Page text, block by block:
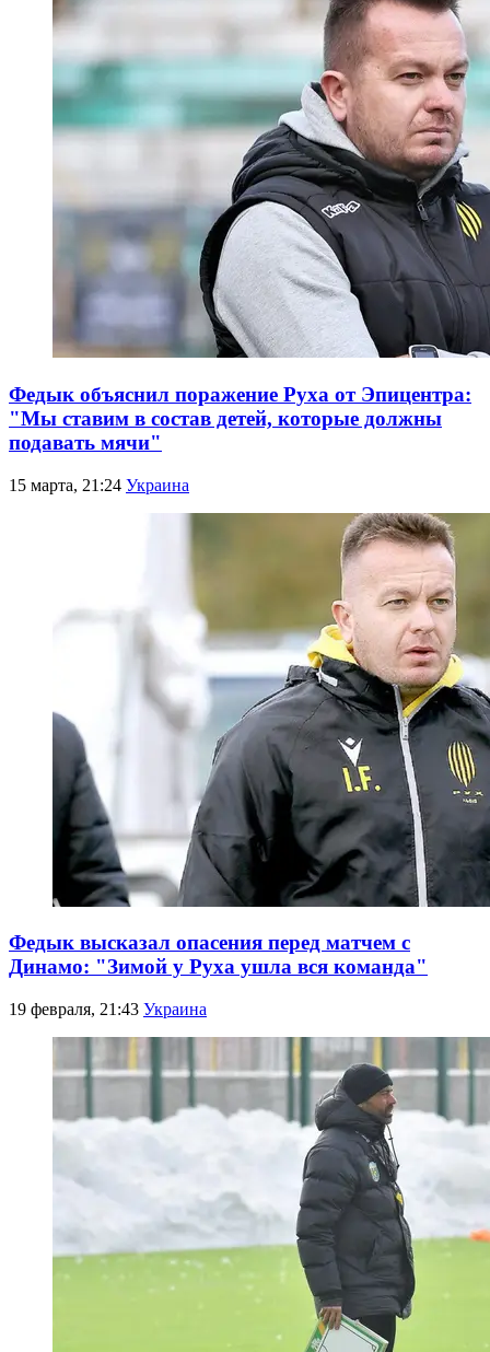
Федык объяснил поражение Руха от Эпицентра:
"Мы ставим в состав детей, которые должны
подавать мячи"
15 марта, 21:24 Украина
Федык высказал опасения перед матчем с
Динамо: "Зимой у Руха ушла вся команда"
19 февраля, 21:43 Украина